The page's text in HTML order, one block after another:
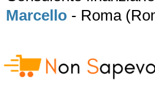
Marcello - Roma